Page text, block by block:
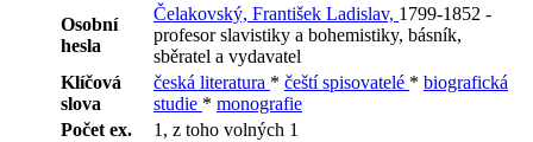
Osobní
hesla
Čelakovský, František Ladislav, 1799-1852 -
profesor slavistiky a bohemistiky, básník,
sběratel a vydavatel
Klíčová
slova
česká literatura * čeští spisovatelé * biografická
studie * monografie
Počet ex.
1, z toho volných 1